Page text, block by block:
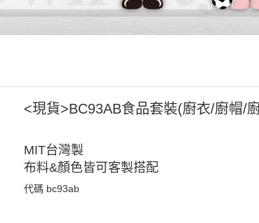
<現貨>BC93AB食品套裝(廚衣/廚帽/
MIT台灣製
布料&顏色皆可客製搭配
代碼 bc93ab